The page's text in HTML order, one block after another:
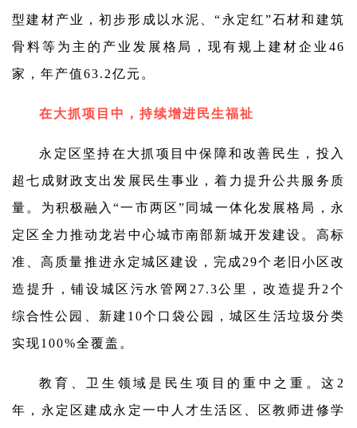
型建材产业，初步形成以水泥、“永定红”石材和建筑
骨料等为主的产业发展格局，现有规上建材企业46
家，年产值63.2亿元。
在大抓项目中，持续增进民生福祉
永定区坚持在大抓项目中保障和改善民生，投入
超七成财政支出发展民生事业，着力提升公共服务质
量。为积极融入“一市两区”同城一体化发展格局，永
定区全力推动龙岩中心城市南部新城开发建设。高标
准、高质量推进永定城区建设，完成29个老旧小区改
造提升，铺设城区污水管网27.3公里，改造提升2个
综合性公园、新建10个口袋公园，城区生活垃圾分类
实现100%全覆盖。
教育、卫生领域是民生项目的重中之重。这2
年，永定区建成永定一中人才生活区、区教师进修学